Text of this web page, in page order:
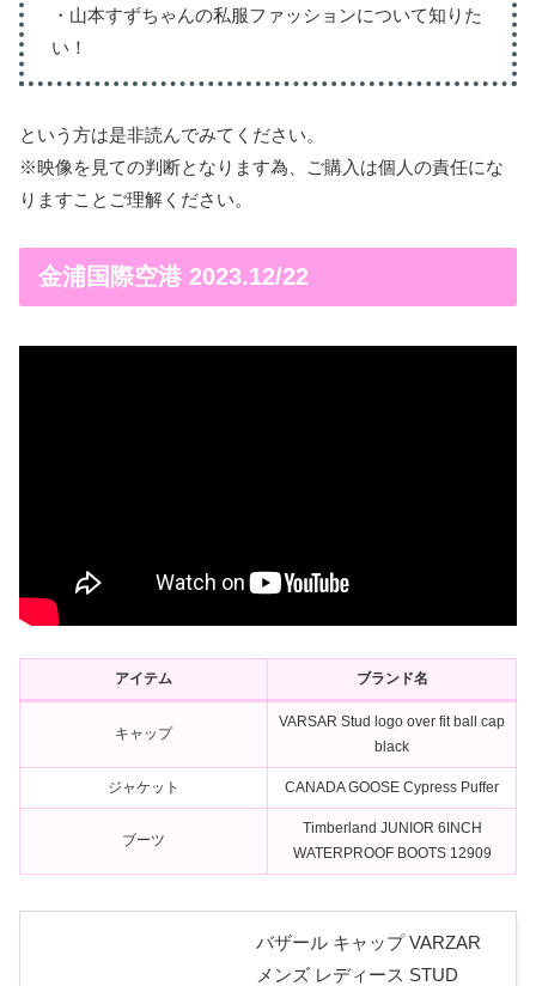
・山本すずちゃんの私服ファッションについて知りた
い！
という方は是非読んでみてください。
※映像を見ての判断となります為、ご購入は個人の責任にな
りますことご理解ください。
金浦国際空港 2023.12/22
アイテム ブランド名
キャップ
VARSAR Stud logo over fit ball cap
black
ジャケット CANADA GOOSE Cypress Puffer
ブーツ
Timberland JUNIOR 6INCH
WATERPROOF BOOTS 12909
バザール キャップ VARZAR
メンズ レディース STUD